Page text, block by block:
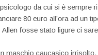
da cui si è sempre
80 euro all’ora ad un
Allen fosse stato ligure ci
maschio caucasico